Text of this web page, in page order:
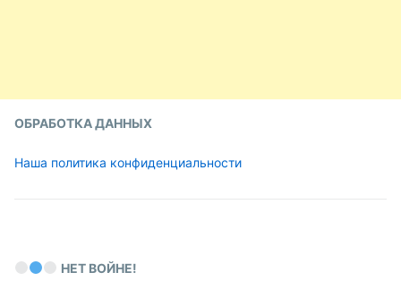
ОБРАБОТКА ДАННЫХ
Наша политика конфиденциальности
НЕТ ВОЙНЕ!